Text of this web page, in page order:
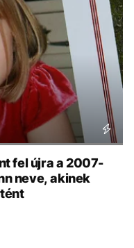
fel újra a 2007-
neve, akinek